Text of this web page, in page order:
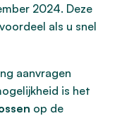
2024. Deze
als u snel
aanvragen
is het
op de